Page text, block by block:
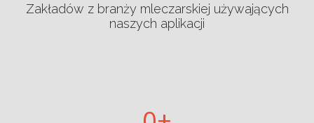
Zakładów z branży mleczarskiej używających
naszych aplikacji